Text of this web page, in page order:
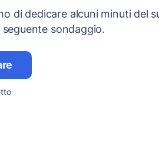
di dedicare alcuni minuti del
sondaggio.